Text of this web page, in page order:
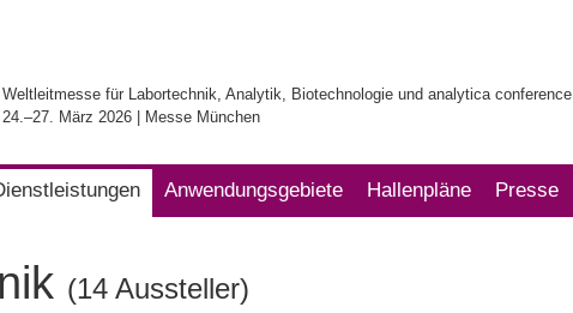
Weltleitmesse für Labortechnik, Analytik, Biotechnologie und analytica conference
24.–27. März 2026 | Messe München
Anwendungsgebiete Hallenpläne Presse
(14 Aussteller)